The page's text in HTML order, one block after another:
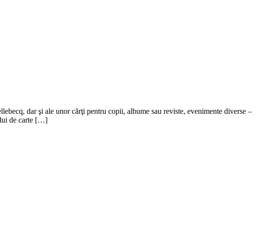
dar şi ale unor cărţi pentru copii, albume sau reviste, evenimente diverse –
de carte […]